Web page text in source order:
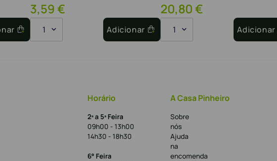
3,59€
1 Adicionar
20,80€
1 Adicionar
Horário
2ª a 5ª Feira
09h00 - 13h00
14h30 - 18h30
6° Feira
A Casa Pinheiro
Sobre
nós
Ajuda
na
encomenda